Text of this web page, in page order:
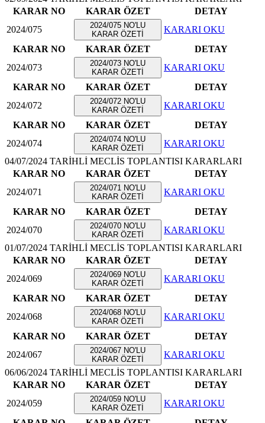
KARAR NO
KARAR ÖZET
DETAY
2024/075
2024/075 NO'LU
KARAR ÖZETİ
KARARI OKU
KARAR NO
KARAR ÖZET
DETAY
2024/073
2024/073 NO'LU
KARAR ÖZETİ
KARARI OKU
KARAR NO
KARAR ÖZET
DETAY
2024/072
2024/072 NO'LU
KARAR ÖZETİ
KARARI OKU
KARAR NO
KARAR ÖZET
DETAY
2024/074
2024/074 NO'LU
KARAR ÖZETİ
KARARI OKU
04/07/2024 TARİHLİ MECLİS TOPLANTISI KARARLARI
KARAR NO
KARAR ÖZET
DETAY
2024/071
2024/071 NO'LU
KARAR ÖZETİ
KARARI OKU
KARAR NO
KARAR ÖZET
DETAY
2024/070
2024/070 NO'LU
KARAR ÖZETİ
KARARI OKU
01/07/2024 TARİHLİ MECLİS TOPLANTISI KARARLARI
KARAR NO
KARAR ÖZET
DETAY
2024/069
2024/069 NO'LU
KARAR ÖZETİ
KARARI OKU
KARAR NO
KARAR ÖZET
DETAY
2024/068
2024/068 NO'LU
KARAR ÖZETİ
KARARI OKU
KARAR NO
KARAR ÖZET
DETAY
2024/067
2024/067 NO'LU
KARAR ÖZETİ
KARARI OKU
06/06/2024 TARİHLİ MECLİS TOPLANTISI KARARLARI
KARAR NO
KARAR ÖZET
DETAY
2024/059
2024/059 NO'LU
KARAR ÖZETİ
KARARI OKU